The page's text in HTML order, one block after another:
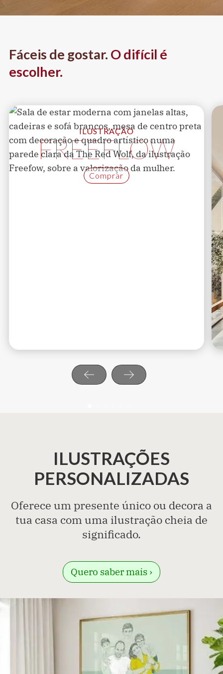
Fáceis de gostar. O difícil é
escolher.
ILUSTRAÇÃO
FREEFLOW
Comprar
ILUSTRAÇÕES
PERSONALIZADAS
Oferece um presente único ou decora a
tua casa com uma ilustração cheia de
significado.
Quero saber mais ›